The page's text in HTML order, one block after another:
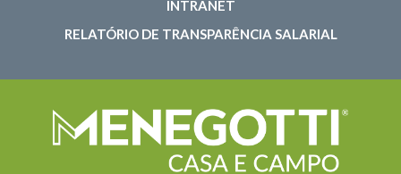
INTRANET
RELATÓRIO DE TRANSPARÊNCIA SALARIAL